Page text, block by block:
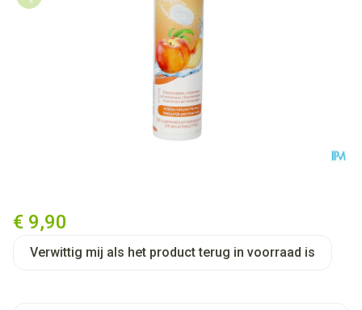
€ 9,90
Verwittig mij als het product terug in voorraad is